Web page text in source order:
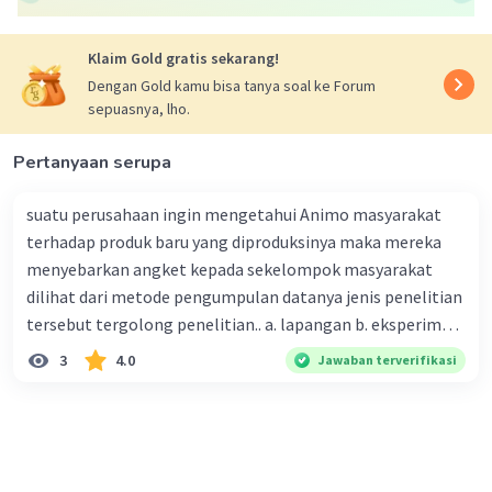
Berdasarkan deskripsi yang diberikan, ilustrasi
tersebut mencakup pengamatan dan wawancara
untuk mengumpulkan data mengenai beberapa
variabel, seperti tingkat pendidikan, jumlah
pendapatan, dan jumlah uang yang harus
disetorkan kepada perkebunan. Penelitian ini
bertujuan untuk mendeskripsikan atau
menggambarkan karakteristik atau fenomena
yang diamati tanpa memanipulasi variabel atau
mencari hubungan sebab-akibat.
Klaim Gold gratis sekarang!
Dengan Gold kamu bisa tanya soal ke Forum
sepuasnya, lho.
Pertanyaan serupa
suatu perusahaan ingin mengetahui Animo masyarakat
terhadap produk baru yang diproduksinya maka mereka
menyebarkan angket kepada sekelompok masyarakat
dilihat dari metode pengumpulan datanya jenis penelitian
tersebut tergolong penelitian.. a. lapangan b. eksperimen
c. kuantitatif d. deskriptif . e. survei
3 4.0 Jawaban terverifikasi